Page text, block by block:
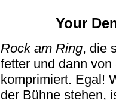
Your
Rock am Ring, die
fetter und dann
komprimiert. Egal!
der Bühne stehen,